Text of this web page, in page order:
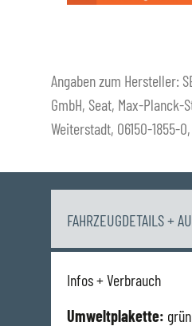
Angaben zum Hersteller:
GmbH, Seat, Max-Planck-
Weiterstadt, 06150-1855-
FAHRZEUGDETAILS +
Infos + Verbrauch
Umweltplakette: grün